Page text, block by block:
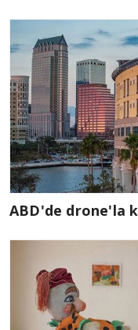
ABD'de drone'la